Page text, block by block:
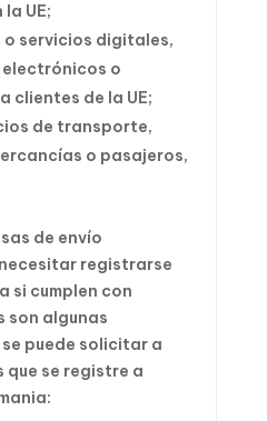
UE;
servicios digitales,
o
clientes de la UE;
de transporte,
o pasajeros,
de envío
registrarse
si cumplen con
son algunas
puede solicitar a
que se registre a